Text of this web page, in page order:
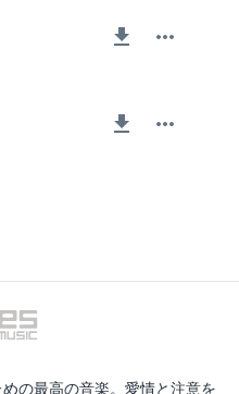
の最高の音楽。愛情と注意を